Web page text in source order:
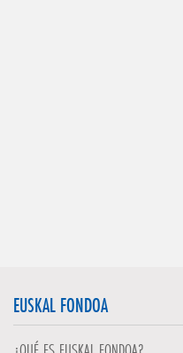
EUSKAL FONDOA